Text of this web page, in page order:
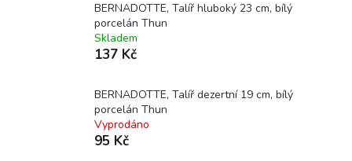
BERNADOTTE, Talíř hluboký 23 cm, bílý
porcelán Thun
Skladem
137 Kč
BERNADOTTE, Talíř dezertní 19 cm, bílý
porcelán Thun
Vyprodáno
95 Kč